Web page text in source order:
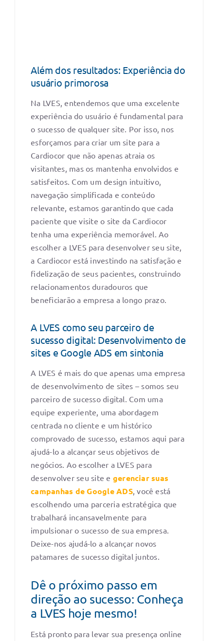
Além dos resultados: Experiência do
usuário primorosa
Na LVES, entendemos que uma excelente
experiência do usuário é fundamental para
o sucesso de qualquer site. Por isso, nos
esforçamos para criar um site para a
Cardiocor que não apenas atraia os
visitantes, mas os mantenha envolvidos e
satisfeitos. Com um design intuitivo,
navegação simplificada e conteúdo
relevante, estamos garantindo que cada
paciente que visite o site da Cardiocor
tenha uma experiência memorável. Ao
escolher a LVES para desenvolver seu site,
a Cardiocor está investindo na satisfação e
fidelização de seus pacientes, construindo
relacionamentos duradouros que
beneficiarão a empresa a longo prazo.
A LVES como seu parceiro de
sucesso digital: Desenvolvimento de
sites e Google ADS em sintonia
A LVES é mais do que apenas uma empresa
de desenvolvimento de sites – somos seu
parceiro de sucesso digital. Com uma
equipe experiente, uma abordagem
centrada no cliente e um histórico
comprovado de sucesso, estamos aqui para
ajudá-lo a alcançar seus objetivos de
negócios. Ao escolher a LVES para
desenvolver seu site e gerenciar suas
campanhas de Google ADS, você está
escolhendo uma parceria estratégica que
trabalhará incansavelmente para
impulsionar o sucesso de sua empresa.
Deixe-nos ajudá-lo a alcançar novos
patamares de sucesso digital juntos.
Dê o próximo passo em
direção ao sucesso: Conheça
a LVES hoje mesmo!
Está pronto para levar sua presença online